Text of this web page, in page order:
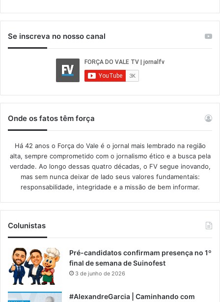
Se inscreva no nosso canal
Onde os fatos têm força
Há 42 anos o Força do Vale é o jornal mais lembrado na região
alta, sempre comprometido com o jornalismo ético e a busca pela
verdade. Ao longo dessas quatro décadas, o FV segue inovando,
mas sem nunca deixar de lado seus valores fundamentais:
responsabilidade, integridade e a missão de bem informar.​
Colunistas
Pré-candidatos confirmam presença no 1º
final de semana de Suinofest
3 de junho de 2026
#AlexandreGarcia | Caminhando com